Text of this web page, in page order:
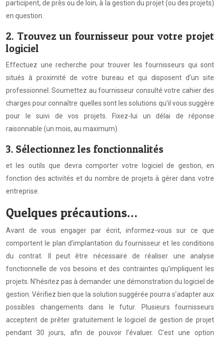
participent, de près ou de loin, à la gestion du projet (ou des projets)
en question.
2. Trouvez un fournisseur pour votre projet
logiciel
Effectuez une recherche pour trouver les fournisseurs qui sont
situés à proximité de votre bureau et qui disposent d’un site
professionnel. Soumettez au fournisseur consulté votre cahier des
charges pour connaître quelles sont les solutions qu’il vous suggère
pour le suivi de vos projets. Fixez-lui un délai de réponse
raisonnable (un mois, au maximum).
3. Sélectionnez les fonctionnalités
et les outils que devra comporter votre logiciel de gestion, en
fonction des activités et du nombre de projets à gérer dans votre
entreprise.
Quelques précautions…
Avant de vous engager par écrit, informez-vous sur ce que
comportent le plan d’implantation du fournisseur et les conditions
du contrat. Il peut être nécessaire de réaliser une analyse
fonctionnelle de vos besoins et des contraintes qu’impliquent les
projets. N’hésitez pas à demander une démonstration du logiciel de
gestion. Vérifiez bien que la solution suggérée pourra s’adapter aux
possibles changements dans le futur. Plusieurs fournisseurs
acceptent de prêter gratuitement le logiciel de gestion de projet
pendant 30 jours, afin de pouvoir l’évaluer. C’est une option